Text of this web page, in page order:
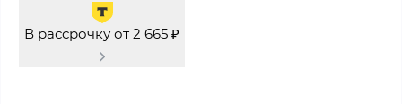
В рассрочку от 2 665 ₽